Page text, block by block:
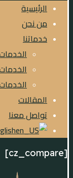
الرئيسية
من نحن
خدماتنا
المقالات
تواصل معنا
[cz_compare]